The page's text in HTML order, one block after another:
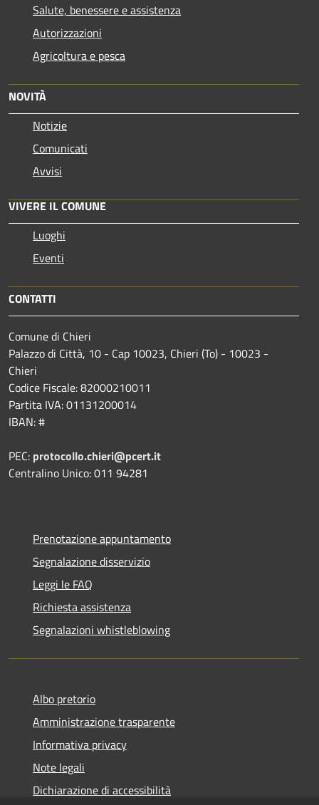
Salute, benessere e assistenza
Autorizzazioni
Agricoltura e pesca
NOVITÀ
Notizie
Comunicati
Avvisi
VIVERE IL COMUNE
Luoghi
Eventi
CONTATTI
Comune di Chieri
Palazzo di Città, 10 - Cap 10023, Chieri (To) - 10023 -
Chieri
Codice Fiscale: 82000210011
Partita IVA: 01131200014
IBAN: #
PEC: protocollo.chieri@pcert.it
Centralino Unico: 011 94281
Prenotazione appuntamento
Segnalazione disservizio
Leggi le FAQ
Richiesta assistenza
Segnalazioni whistleblowing
Albo pretorio
Amministrazione trasparente
Informativa privacy
Note legali
Dichiarazione di accessibilità